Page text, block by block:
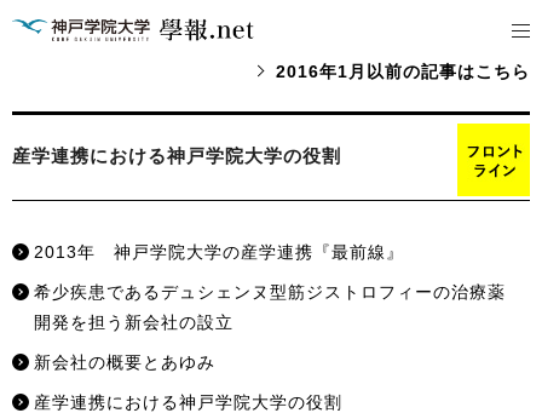
2016年1月以前の記事はこちら
産学連携における神戸学院大学の役割
2013年 神戸学院大学の産学連携『最前線』
希少疾患であるデュシェンヌ型筋ジストロフィーの治療薬
開発を担う新会社の設立
新会社の概要とあゆみ
産学連携における神戸学院大学の役割